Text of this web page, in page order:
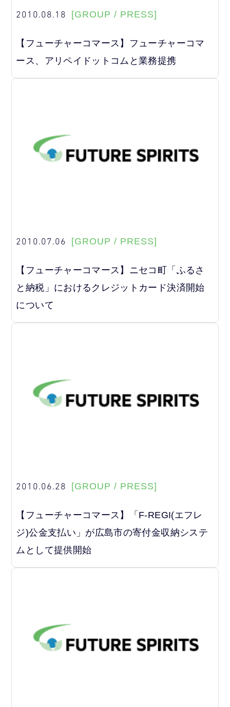
2010.08.18 [GROUP / PRESS]
【フューチャーコマース】フューチャーコマ
ース、アリペイドットコムと業務提携
2010.07.06 [GROUP / PRESS]
【フューチャーコマース】ニセコ町「ふるさ
と納税」におけるクレジットカード決済開始
について
2010.06.28 [GROUP / PRESS]
【フューチャーコマース】「F-REGI(エフレ
ジ)公金支払い」が広島市の寄付金収納システ
ムとして提供開始